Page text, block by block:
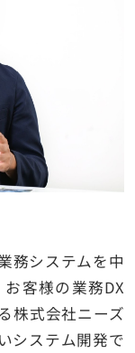
務システムを中
客様の業務DX
株式会社ニーズ
システム開発で